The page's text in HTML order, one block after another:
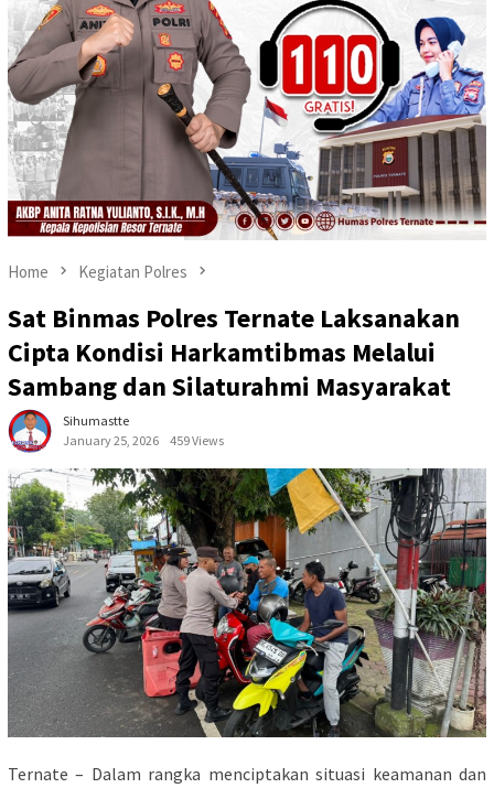
Home Kegiatan Polres
Sat Binmas Polres Ternate Laksanakan
Cipta Kondisi Harkamtibmas Melalui
Sambang dan Silaturahmi Masyarakat
Sihumastte
January 25, 2026
459 Views
Ternate – Dalam rangka menciptakan situasi keamanan dan